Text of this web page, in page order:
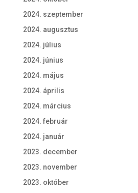
2024. szeptember
2024. augusztus
2024. július
2024. június
2024. május
2024. április
2024. március
2024. február
2024. január
2023. december
2023. november
2023. október